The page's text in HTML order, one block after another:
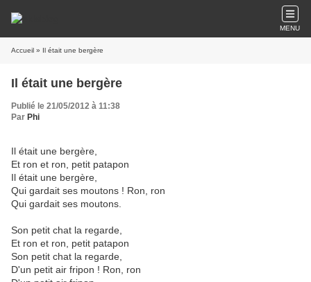
MENU
Accueil » Il était une bergère
Il était une bergère
Publié le 21/05/2012 à 11:38
Par Phi
Il était une bergère,
Et ron et ron, petit patapon
Il était une bergère,
Qui gardait ses moutons ! Ron, ron
Qui gardait ses moutons.
Son petit chat la regarde,
Et ron et ron, petit patapon
Son petit chat la regarde,
D'un petit air fripon ! Ron, ron